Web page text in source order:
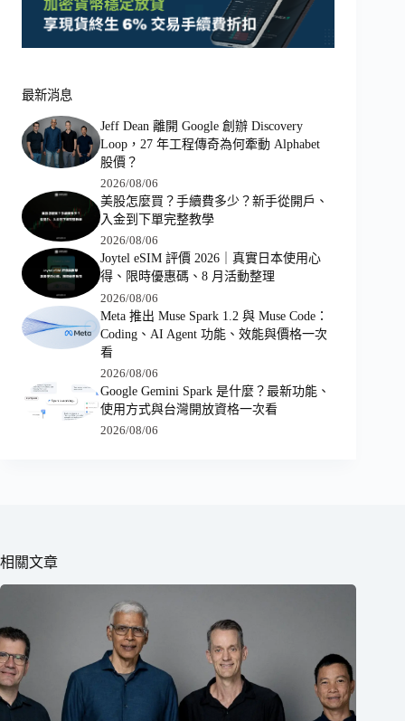
最新消息
Jeff Dean 離開 Google 創辦 Discovery
Loop，27 年工程傳奇為何牽動 Alphabet
股價？
2026/08/06
美股怎麼買？手續費多少？新手從開戶、
入金到下單完整教學
2026/08/06
Joytel eSIM 評價 2026｜真實日本使用心
得、限時優惠碼、8 月活動整理
2026/08/06
Meta 推出 Muse Spark 1.2 與 Muse Code：
Coding、AI Agent 功能、效能與價格一次
看
2026/08/06
Google Gemini Spark 是什麼？最新功能、
使用方式與台灣開放資格一次看
2026/08/06
相關文章